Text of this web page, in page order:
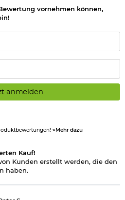
und CO2-Waffen
die EU
vornehmen können,
anmelden
»Mehr dazu
Kauf!
Kunden erstellt werden, die den
haben.